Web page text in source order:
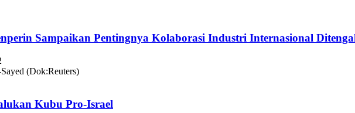
Sampaikan Pentingnya Kolaborasi Industri Internasional
Kubu Pro-Israel